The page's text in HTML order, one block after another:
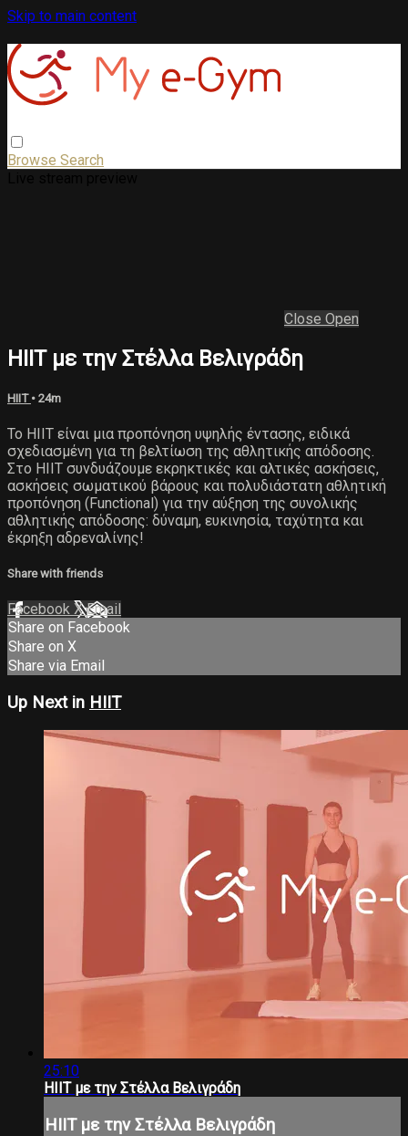
Skip to main content
Browse Search
Close Open
HIIT με την Στέλλα Βελιγράδη
HIIT • 24m
Το ΗΙΙΤ είναι μια προπόνηση υψηλής έντασης, ειδικά
σχεδιασμένη για τη βελτίωση της αθλητικής απόδοσης.
Στο ΗΙΙΤ συνδυάζουμε εκρηκτικές και αλτικές ασκήσεις,
ασκήσεις σωματικού βάρους και πολυδιάστατη αθλητική
προπόνηση (Functional) για την αύξηση της συνολικής
αθλητικής απόδοσης: δύναμη, ευκινησία, ταχύτητα και
έκρηξη αδρεναλίνης!
Share with friends
Facebook XEmail
Share on Facebook
Share on X
Share via Email
Up Next in HIIT
25:10
HIIT με την Στέλλα Βελιγράδη
HIIT με την Στέλλα Βελιγράδη